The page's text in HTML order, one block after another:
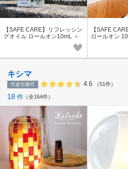
【SAFE CARE】リフレッシン
グオイル ロールオン10mL ＜
人気商品/アロマ/鼻詰まり＞
【SAFE
ロールオン
キシマ
代金引換可 4.6 （51件）
18 件 全164件